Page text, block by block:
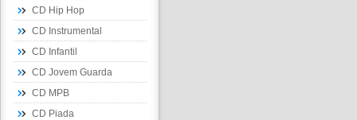
CD Hip Hop
CD Instrumental
CD Infantil
CD Jovem Guarda
CD MPB
CD Piada